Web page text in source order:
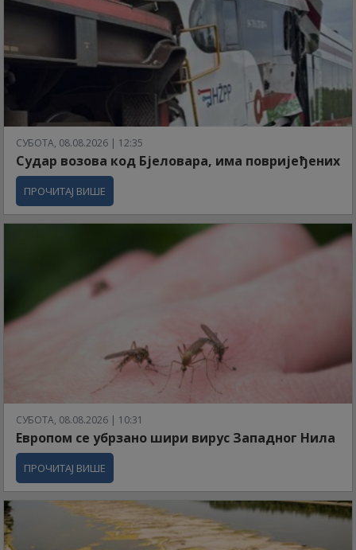
СУБОТА, 08.08.2026 | 12:35
Судар возова код Бјеловара, има повријеђених
ПРОЧИТАЈ ВИШЕ
СУБОТА, 08.08.2026 | 10:31
Европом се убрзано шири вирус Западног Нила
ПРОЧИТАЈ ВИШЕ